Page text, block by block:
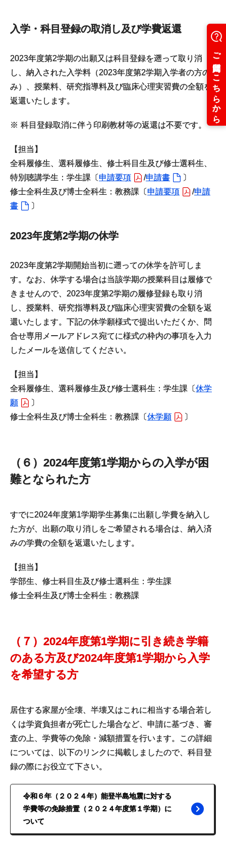
入学・科目登録の取消し及び学費返還
2023年度第2学期の出願又は科目登録を遡って取り消
し、納入された入学料（2023年度第2学期入学者の方の
み）、授業料、研究指導料及び臨床心理実習費の全額を
返還いたします。
※ 科目登録取消に伴う印刷教材等の返還は不要です。
【担当】
全科履修生、選科履修生、修士科目生及び修士選科生、
特別聴講学生：学生課〔申請要項 /申請書
〕
修士全科生及び博士全科生：教務課〔申請要項 /申請
書
〕
2023年度第2学期の休学
2023年度第2学期開始当初に遡っての休学を許可しま
す。なお、休学する場合は当該学期の授業科目は履修で
きませんので、2023年度第2学期の履修登録も取り消
し、授業料、研究指導料及び臨床心理実習費の全額を返
還いたします。下記の休学願様式で提出いただくか、問
合せ専用メールアドレス宛てに様式の枠内の事項を入力
したメールを送信してください。
【担当】
全科履修生、選科履修生及び修士選科生：学生課〔休学
願
〕
修士全科生及び博士全科生：教務課〔休学願 〕
（６）2024年度第1学期からの入学が困
難となられた方
すでに2024年度第1学期学生募集に出願し学費を納入し
た方が、出願の取り消しをご希望される場合は、納入済
みの学費の全額を返還いたします。
【担当】
学部生、修士科目生及び修士選科生：学生課
修士全科生及び博士全科生：教務課
（７）2024年度第1学期に引き続き学籍
のある方及び2024年度第1学期から入学
を希望する方
居住する家屋が全壊、半壊又はこれに相当する場合若し
くは学資負担者が死亡した場合など、申請に基づき、審
査の上、学費等の免除・減額措置を行います。この詳細
については、以下のリンクに掲載しましたので、科目登
録の際にお役立て下さい。
令和６年（２０２４年）能登半島地震に対する
学費等の免除措置（２０２４年度第１学期）に
ついて